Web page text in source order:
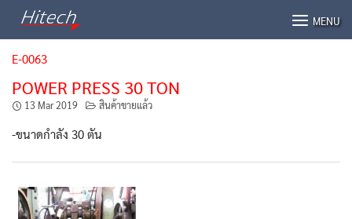
MENU
E-0063
POWER PRESS 30 TON
13 Mar 2019 สินค้าขายแล้ว
-ขนาดกำลัง 30 ตัน